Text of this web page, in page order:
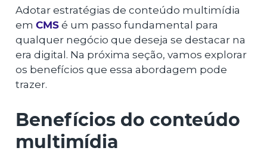
Adotar estratégias de conteúdo multimídia
em CMS é um passo fundamental para
qualquer negócio que deseja se destacar na
era digital. Na próxima seção, vamos explorar
os benefícios que essa abordagem pode
trazer.
Benefícios do conteúdo
multimídia